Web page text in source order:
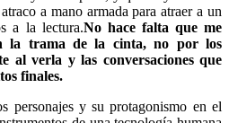
a mano armada para atraer a un
a la lectura.No hace falta que me
la trama de la cinta, no por los
al verla y las conversaciones que
finales.
personajes y su protagonismo en el